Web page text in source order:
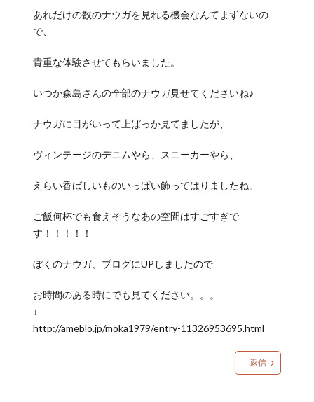
あれだけの数のナウガを見れる機会なんてまずないの
で、
貴重な体験させてもらいました。
いつか森島さんの全部のナウガ見せてくださいね♪
ナウガに目がいって上ばっか見てましたが、
ヴィンテージのデニムやら、スニーカーやら、
えらい香ばしいものいっぱい飾ってはりましたね。
ご飯何杯でも食えそうなあの空間はすごすぎで
す！！！！！
ぼくのナウガ、ブログにUPしましたので
お時間のある時にでも見てください。。。
↓
http://ameblo.jp/moka1979/entry-11326953695.html
返信